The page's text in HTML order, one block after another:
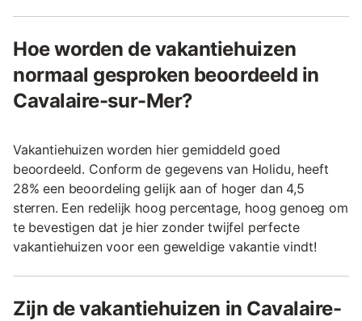
Hoe worden de vakantiehuizen
normaal gesproken beoordeeld in
Cavalaire-sur-Mer?
Vakantiehuizen worden hier gemiddeld goed
beoordeeld. Conform de gegevens van Holidu, heeft
28% een beoordeling gelijk aan of hoger dan 4,5
sterren. Een redelijk hoog percentage, hoog genoeg om
te bevestigen dat je hier zonder twijfel perfecte
vakantiehuizen voor een geweldige vakantie vindt!
Zijn de vakantiehuizen in Cavalaire-